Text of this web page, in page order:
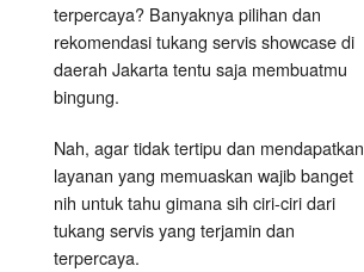
terpercaya? Banyaknya pilihan dan
rekomendasi tukang servis showcase di
daerah Jakarta tentu saja membuatmu
bingung.
Nah, agar tidak tertipu dan mendapatkan
layanan yang memuaskan wajib banget
nih untuk tahu gimana sih ciri-ciri dari
tukang servis yang terjamin dan
terpercaya.